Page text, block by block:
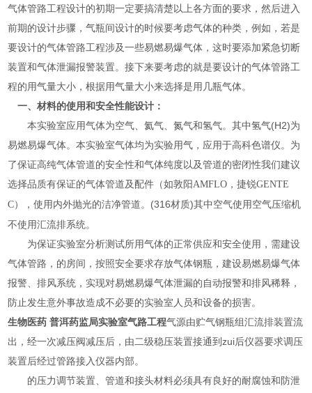
气体管路工程设计的初期一定要搞清楚以上各方面的要求，然后进入
前期的设计步骤，气瓶间设计的时候要考虑气体的种类，例如，若是
要设计的气体管路工程涉及一些易燃易爆气体，这时要添加紧急切断
装置和气体泄漏报警装置。接下来要考虑的就是要设计的气体管路工
程的用气量大小，根据用气量大小来选择是用几瓶气体。
一、材料的使用和安全性能设计：
本实验室应用气体为空气、氦气、氮气和氢气。其中氢气(H2)为
易燃易爆气体。本实验室气体均为实验用气，应用于高科色谱仪。为
了保证高纯气体管道的安全性和气体纯度以及管道的密闭性我们建议
选择品质有保证的气体管道及配件 （如敦阳 AMFLO ，捷锐GENTE
C）
，使用内外抛光的洁净管道。(316材质)其中空气使用空气压缩机
不使用汇流排系统。
为保证实验室分析测试所用气体的正常供应和安全使用，需建设
气体管路 ，的房间，按照安全要求存放气体钢瓶，建设易燃易爆气体
报警 、排风系统，实现对易燃易爆气体泄漏的自动报警和排风稀释，
防止发生意外事故造成不必要的实验室人员和设备的损害。
生物医药 普洱药监局实验室气路工程气源由贮气钢瓶组汇流排装置流
出，经一次减压阀减压后，由二级稳压装置接通到zui后仪器要求调压
装置后经过管路接入仪器内部。
的压力调节装置、管道和接头材料必须具有良好的耐腐蚀和防泄